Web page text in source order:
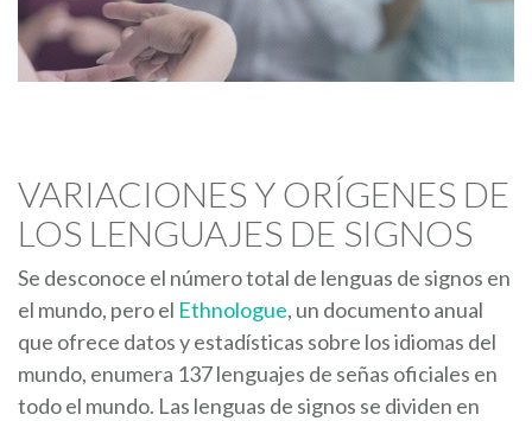
VARIACIONES Y ORÍGENES DE
LOS LENGUAJES DE SIGNOS
Se desconoce el número total de lenguas de signos en
el mundo, pero el Ethnologue, un documento anual
que ofrece datos y estadísticas sobre los idiomas del
mundo, enumera 137 lenguajes de señas oficiales en
todo el mundo. Las lenguas de signos se dividen en